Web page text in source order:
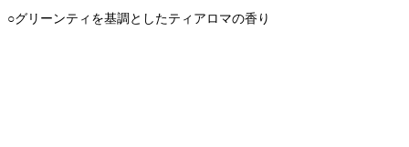
○グリーンティを基調としたティアロマの香り